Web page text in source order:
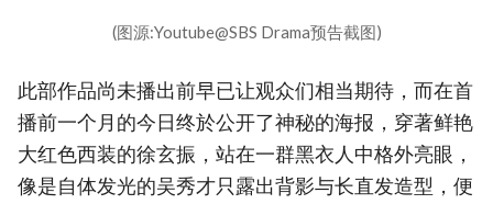
(图源:Youtube@SBS Drama预告截图)
此部作品尚未播出前早已让观众们相当期待，而在首
播前一个月的今日终於公开了神秘的海报，穿著鲜艳
大红色西装的徐玄振，站在一群黑衣人中格外亮眼，
像是自体发光的吴秀才只露出背影与长直发造型，便